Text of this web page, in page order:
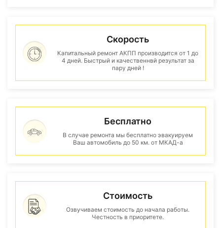
Скорость
Капитальный ремонт АКПП производится от 1 до
4 дней. Быстрый и качественнвй результат за
пару дней !
Бесплатно
В случае ремонта мы бесплатно эвакуируем
Ваш автомобиль до 50 км. от МКАД-а
Стоимость
Озвучиваем стоимость до начала работы.
Честность в приоритете.